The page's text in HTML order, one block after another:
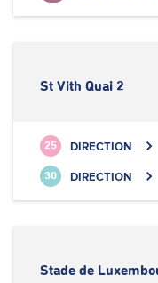
St Vith Quai 2
25 DIRECTION
30 DIRECTION
Stade de